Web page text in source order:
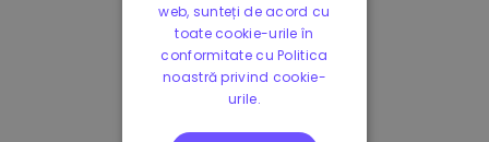
web, sunteți de acord cu
toate cookie-urile în
conformitate cu Politica
noastră privind cookie-
urile.